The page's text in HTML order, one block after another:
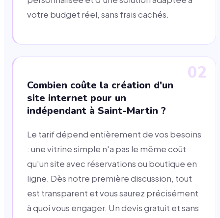
votre budget réel, sans frais cachés.
02
Combien coûte la création d'un
site internet pour un
indépendant à Saint-Martin ?
Le tarif dépend entièrement de vos besoins
: une vitrine simple n'a pas le même coût
qu'un site avec réservations ou boutique en
ligne. Dès notre première discussion, tout
est transparent et vous saurez précisément
à quoi vous engager. Un devis gratuit et sans